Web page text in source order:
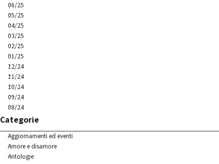
06/25
05/25
04/25
03/25
02/25
01/25
12/24
11/24
10/24
09/24
08/24
Salta blocco Categorie
Categorie
Aggiornamenti ed eventi
Amore e disamore
Antologie